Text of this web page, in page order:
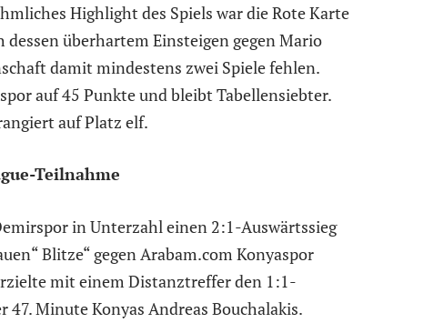
Highlight des Spiels war die Rote Karte
überhartem Einsteigen gegen Mario
damit mindestens zwei Spiele fehlen.
auf 45 Punkte und bleibt Tabellensiebter.
auf Platz elf.
Teilnahme
in Unterzahl einen 2:1-Auswärtssieg
Blitze“ gegen Arabam.com Konyaspor
mit einem Distanztreffer den 1:1-
Minute Konyas Andreas Bouchalakis.